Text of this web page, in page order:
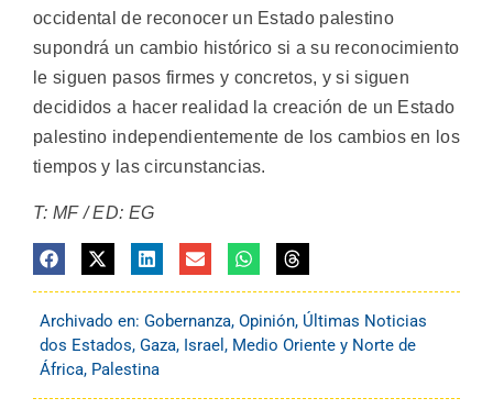
occidental de reconocer un Estado palestino
supondrá un cambio histórico si a su reconocimiento
le siguen pasos firmes y concretos, y si siguen
decididos a hacer realidad la creación de un Estado
palestino independientemente de los cambios en los
tiempos y las circunstancias.
T: MF / ED: EG
Archivado en: Gobernanza, Opinión, Últimas Noticias
dos Estados, Gaza, Israel , Medio Oriente y Norte de
África, Palestina